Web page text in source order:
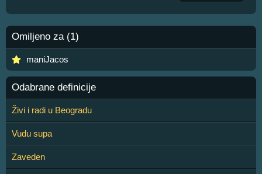
Omiljeno za (1)
maniJacos
Odabrane definicije
Živi i radi u Beogradu
Vudu supa
Zaveden